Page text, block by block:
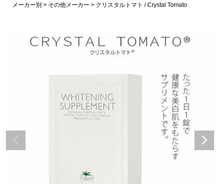
メーカー別 その他メーカー クリスタルトマト / Crystal Tomato